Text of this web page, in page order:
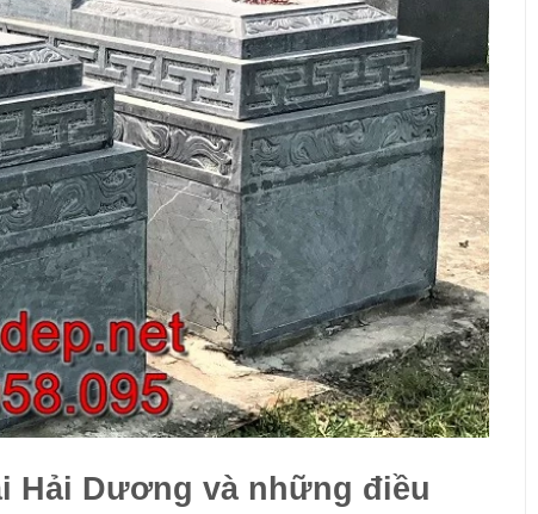
Hải Dương và những điều